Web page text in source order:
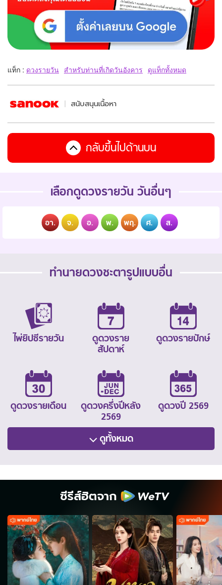
แท็ก : ดวงรายวัน สำหรับท่านที่เกิดวันอังคาร ดูแท็กทั้งหมด
สนับสนุนเนื้อหา
กลับขึ้นไปด้านบน
เลือกดูดวงรายวัน วันอื่นๆ
อา. จ. อ. พ. พฤ. ศ. ส.
ทำนายดวงชะตารูปแบบอื่น
ไพ่ยิปซีรายวัน
ดูดวงราย
สัปดาห์
ดูดวงรายปักษ์
ดูดวงรายเดือน
ดูดวงครึ่งปีหลัง
2569
ดูดวงปี 2569
ดูทั้งหมด
ซีรีส์ฮิตจาก